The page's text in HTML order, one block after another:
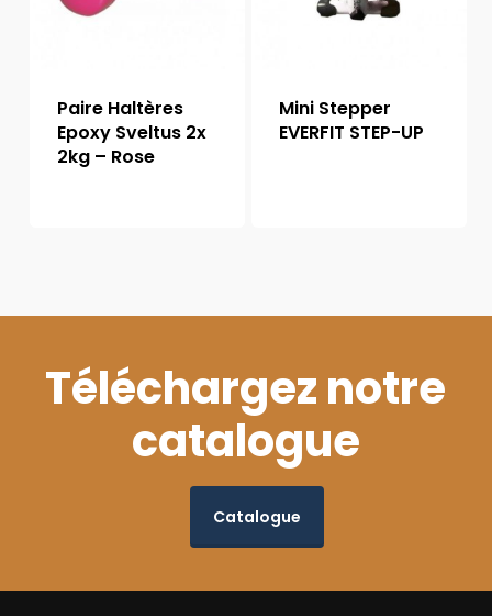
Paire Haltères
Epoxy Sveltus 2x
2kg – Rose
Mini Stepper
EVERFIT STEP-UP
Téléchargez notre
catalogue
Catalogue